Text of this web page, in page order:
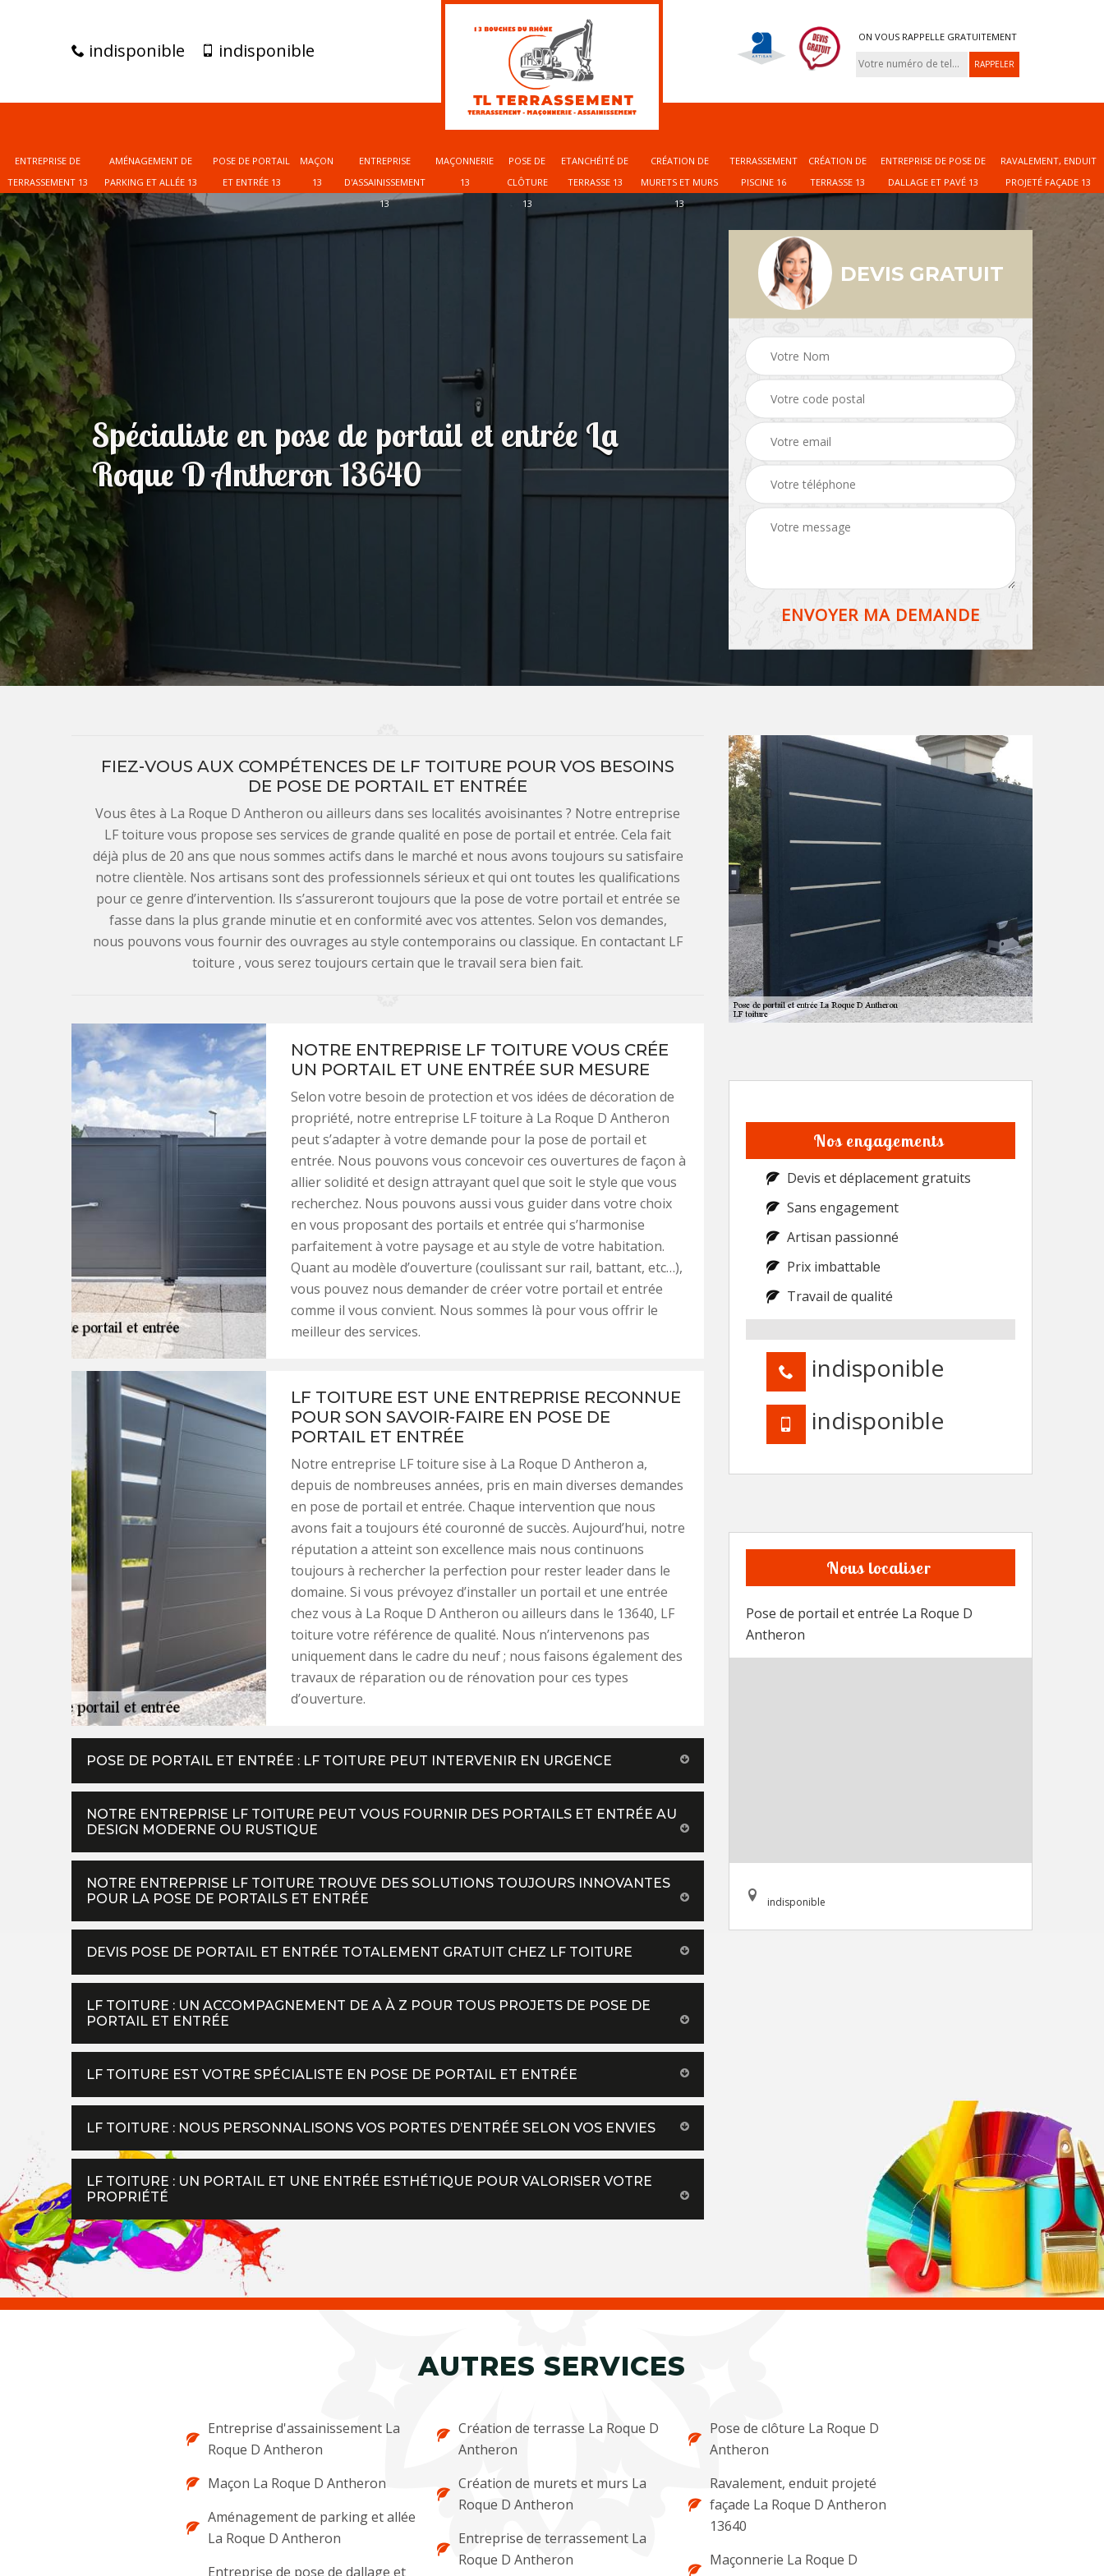
indisponible indisponible
ON VOUS RAPPELLE GRATUITEMENT
ENTREPRISE DE
TERRASSEMENT 13
AMÉNAGEMENT DE
PARKING ET ALLÉE 13
POSE DE PORTAIL
ET ENTRÉE 13
MAÇON
13
ENTREPRISE
D'ASSAINISSEMENT
13
MAÇONNERIE
13
POSE DE
CLÔTURE
13
ETANCHÉITÉ DE
TERRASSE 13
CRÉATION DE
MURETS ET MURS
13
TERRASSEMENT
PISCINE 16
CRÉATION DE
TERRASSE 13
ENTREPRISE DE POSE DE
DALLAGE ET PAVÉ 13
RAVALEMENT, ENDUIT
PROJETÉ FAÇADE 13
Spécialiste en pose de portail et entrée La
Roque D Antheron 13640
DEVIS GRATUIT
FIEZ-VOUS AUX COMPÉTENCES DE LF TOITURE POUR VOS BESOINS
DE POSE DE PORTAIL ET ENTRÉE
Vous êtes à La Roque D Antheron ou ailleurs dans ses localités avoisinantes ? Notre entreprise
LF toiture vous propose ses services de grande qualité en pose de portail et entrée. Cela fait
déjà plus de 20 ans que nous sommes actifs dans le marché et nous avons toujours su satisfaire
notre clientèle. Nos artisans sont des professionnels sérieux et qui ont toutes les qualifications
pour ce genre d’intervention. Ils s’assureront toujours que la pose de votre portail et entrée se
fasse dans la plus grande minutie et en conformité avec vos attentes. Selon vos demandes,
nous pouvons vous fournir des ouvrages au style contemporains ou classique. En contactant LF
toiture , vous serez toujours certain que le travail sera bien fait.
NOTRE ENTREPRISE LF TOITURE VOUS CRÉE
UN PORTAIL ET UNE ENTRÉE SUR MESURE
Selon votre besoin de protection et vos idées de décoration de
propriété, notre entreprise LF toiture à La Roque D Antheron
peut s’adapter à votre demande pour la pose de portail et
entrée. Nous pouvons vous concevoir ces ouvertures de façon à
allier solidité et design attrayant quel que soit le style que vous
recherchez. Nous pouvons aussi vous guider dans votre choix
en vous proposant des portails et entrée qui s’harmonise
parfaitement à votre paysage et au style de votre habitation.
Quant au modèle d’ouverture (coulissant sur rail, battant, etc…),
vous pouvez nous demander de créer votre portail et entrée
comme il vous convient. Nous sommes là pour vous offrir le
meilleur des services.
LF TOITURE EST UNE ENTREPRISE RECONNUE
POUR SON SAVOIR-FAIRE EN POSE DE
PORTAIL ET ENTRÉE
Notre entreprise LF toiture sise à La Roque D Antheron a,
depuis de nombreuses années, pris en main diverses demandes
en pose de portail et entrée. Chaque intervention que nous
avons fait a toujours été couronné de succès. Aujourd’hui, notre
réputation a atteint son excellence mais nous continuons
toujours à rechercher la perfection pour rester leader dans le
domaine. Si vous prévoyez d’installer un portail et une entrée
chez vous à La Roque D Antheron ou ailleurs dans le 13640, LF
toiture votre référence de qualité. Nous n’intervenons pas
uniquement dans le cadre du neuf ; nous faisons également des
travaux de réparation ou de rénovation pour ces types
d’ouverture.
POSE DE PORTAIL ET ENTRÉE : LF TOITURE PEUT INTERVENIR EN URGENCE
NOTRE ENTREPRISE LF TOITURE PEUT VOUS FOURNIR DES PORTAILS ET ENTRÉE AU
DESIGN MODERNE OU RUSTIQUE
NOTRE ENTREPRISE LF TOITURE TROUVE DES SOLUTIONS TOUJOURS INNOVANTES
POUR LA POSE DE PORTAILS ET ENTRÉE
DEVIS POSE DE PORTAIL ET ENTRÉE TOTALEMENT GRATUIT CHEZ LF TOITURE
LF TOITURE : UN ACCOMPAGNEMENT DE A À Z POUR TOUS PROJETS DE POSE DE
PORTAIL ET ENTRÉE
LF TOITURE EST VOTRE SPÉCIALISTE EN POSE DE PORTAIL ET ENTRÉE
LF TOITURE : NOUS PERSONNALISONS VOS PORTES D’ENTRÉE SELON VOS ENVIES
LF TOITURE : UN PORTAIL ET UNE ENTRÉE ESTHÉTIQUE POUR VALORISER VOTRE
PROPRIÉTÉ
Nos engagements
Devis et déplacement gratuits
Sans engagement
Artisan passionné
Prix imbattable
Travail de qualité
indisponible
indisponible
Nous localiser
Pose de portail et entrée La Roque D
Antheron
indisponible
AUTRES SERVICES
Entreprise d'assainissement La
Roque D Antheron
Maçon La Roque D Antheron
Aménagement de parking et allée
La Roque D Antheron
Entreprise de pose de dallage et
Création de terrasse La Roque D
Antheron
Création de murets et murs La
Roque D Antheron
Entreprise de terrassement La
Roque D Antheron
Pose de clôture La Roque D
Antheron
Ravalement, enduit projeté
façade La Roque D Antheron
13640
Maçonnerie La Roque D